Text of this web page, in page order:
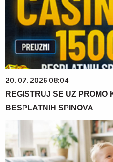
20. 07. 2026 08:04
REGISTRUJ SE UZ PROMO
BESPLATNIH SPINOVA